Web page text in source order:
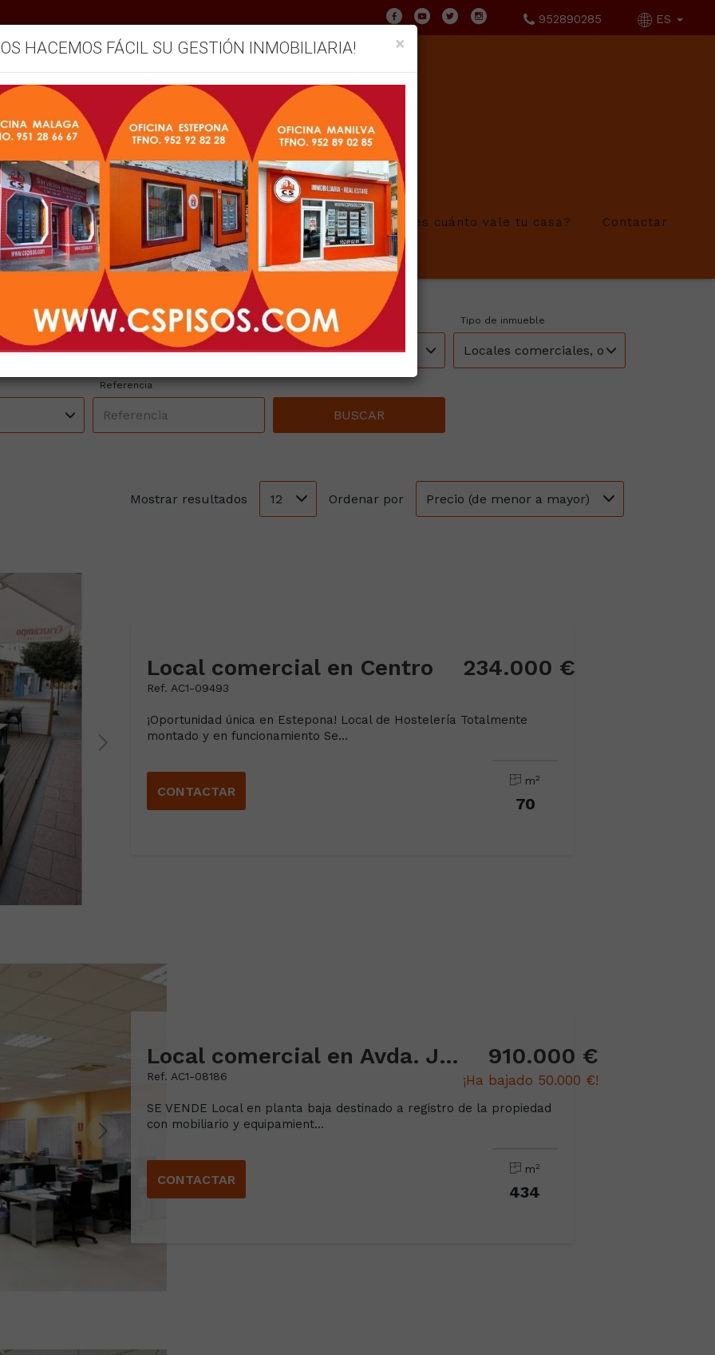
952890285 ES
Servicios Vendemos su inmueble Blog ¿Sabes cuánto vale tu casa? Contactar
EN VENTA EN ESTEPONA
Zonas
Todas las zonas
Operación
En venta
Tipo de inmueble
Locales comerciales, oficinas
Referencia
BUSCAR
Mostrar resultados 12 Ordenar por Precio (de menor a mayor)
Local comercial en Centro
Ref. AC1-09493
234.000 €
¡Oportunidad única en Estepona! Local de Hostelería Totalmente
montado y en funcionamiento Se...
CONTACTAR
m2
70
Local comercial en Avda. Juan Carlos I
Ref. AC1-08186
910.000 €
¡Ha bajado 50.000 €!
SE VENDE Local en planta baja destinado a registro de la propiedad
con mobiliario y equipamient...
CONTACTAR
m2
434
×
HACEMOS FÁCIL SU GESTIÓN INMOBILIARIA!